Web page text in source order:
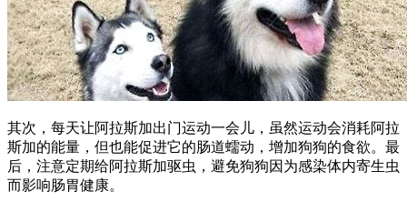
其次，每天让阿拉斯加出门运动一会儿，虽然运动会消耗阿拉
斯加的能量，但也能促进它的肠道蠕动，增加狗狗的食欲。最
后，注意定期给阿拉斯加驱虫，避免狗狗因为感染体内寄生虫
而影响肠胃健康。